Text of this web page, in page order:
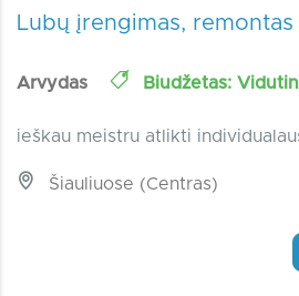
Lubų įrengimas, remontas
Arvydas Biudžetas:
ieškau meistru atlikti
Šiauliuose (Centras)